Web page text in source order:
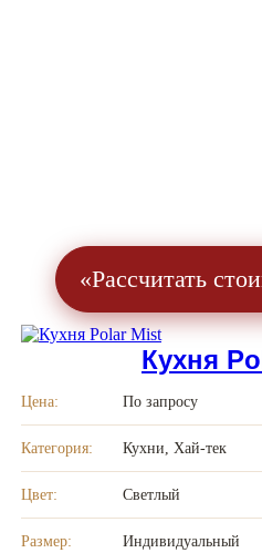
«Рассчитать
Кухня
Цена: По запросу
Категория: Кухни, Хай-тек
Цвет: Светлый
Размер: Индивидуальный